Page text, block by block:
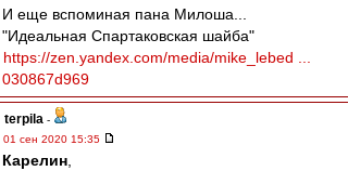
И еще вспоминая пана Милоша...
"Идеальная Спартаковская шайба"
https://zen.yandex.com/media/mike_lebed ...
030867d969
terpila -
01 сен 2020 15:35
Карелин